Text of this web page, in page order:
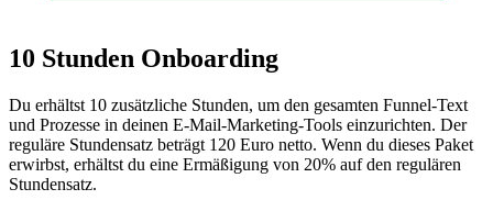
10 Stunden Onboarding
Du erhältst 10 zusätzliche Stunden, um den gesamten Funnel-Text
und Prozesse in deinen E-Mail-Marketing-Tools einzurichten. Der
reguläre Stundensatz beträgt 120 Euro netto. Wenn du dieses Paket
erwirbst, erhältst du eine Ermäßigung von 20% auf den regulären
Stundensatz.